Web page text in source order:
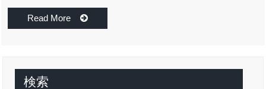
Read More
検索